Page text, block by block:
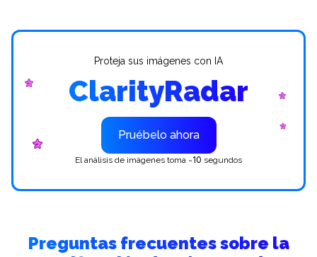
Proteja sus imágenes con IA
ClarityRadar
Pruébelo ahora
El análisis de imágenes toma ~10 segundos
Preguntas frecuentes sobre la